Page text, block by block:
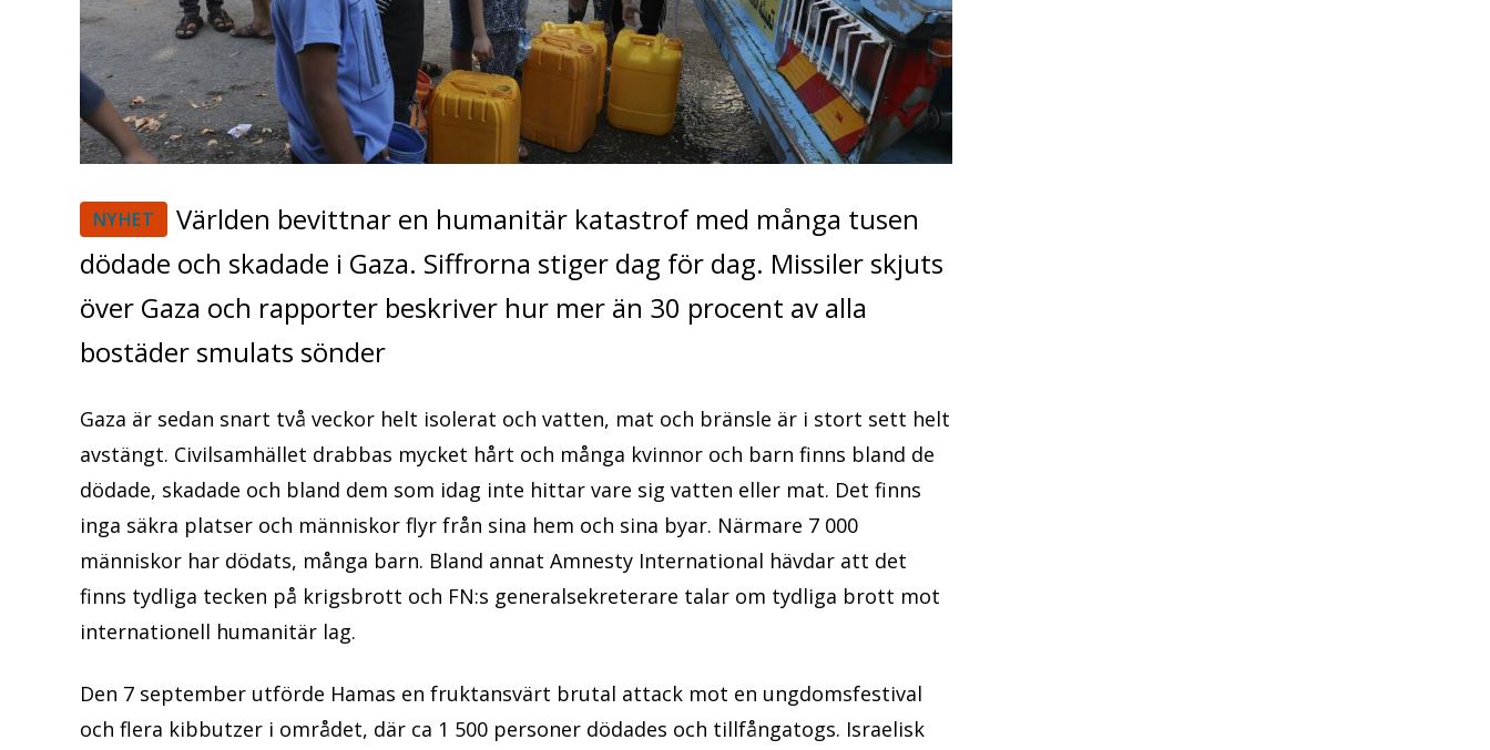
NYHET
Världen bevittnar en humanitär katastrof med många tusen
dödade och skadade i Gaza. Siffrorna stiger dag för dag. Missiler skjuts
över Gaza och rapporter beskriver hur mer än 30 procent av alla
bostäder smulats sönder
Gaza är sedan snart två veckor helt isolerat och vatten, mat och bränsle är i stort sett helt
avstängt. Civilsamhället drabbas mycket hårt och många kvinnor och barn finns bland de
dödade, skadade och bland dem som idag inte hittar vare sig vatten eller mat. Det finns
inga säkra platser och människor flyr från sina hem och sina byar. Närmare 7 000
människor har dödats, många barn. Bland annat Amnesty International hävdar att det
finns tydliga tecken på krigsbrott och FN:s generalsekreterare talar om tydliga brott mot
internationell humanitär lag.
Den 7 september utförde Hamas en fruktansvärt brutal attack mot en ungdomsfestival
och flera kibbutzer i området, där ca 1 500 personer dödades och tillfångatogs. Israelisk